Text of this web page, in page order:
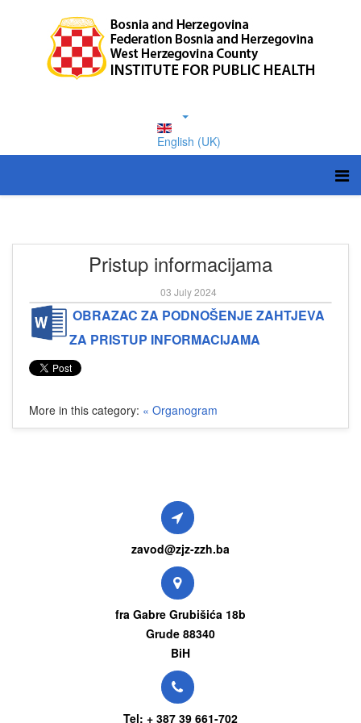
English (UK)
Pristup informacijama
03 July 2024
OBRAZAC ZA PODNOŠENJE ZAHTJEVA
ZA PRISTUP INFORMACIJAMA
More in this category: « Organogram
zavod@zjz-zzh.ba
fra Gabre Grubišića 18b
Grude 88340
BiH
Tel: + 387 39 661-702